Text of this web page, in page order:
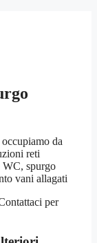
da
reti
WC, spurgo
vani allagati